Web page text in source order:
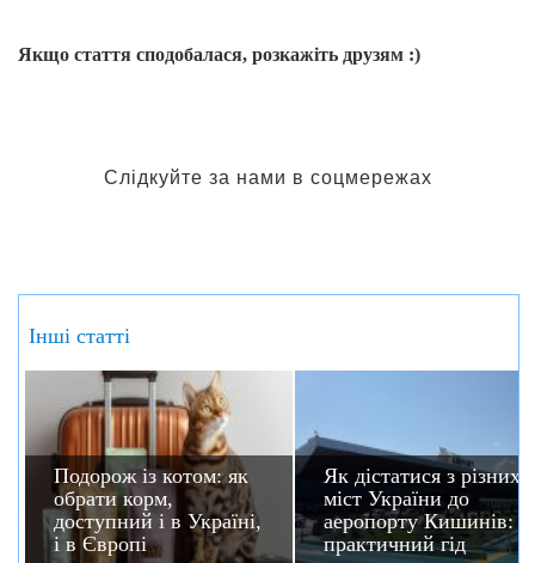
Якщо стаття сподобалася, розкажіть друзям :)
Слідкуйте за нами в соцмережах
Інші статті
Подорож із котом: як
обрати корм,
доступний і в Україні,
і в Європі
Як дістатися з різних
міст України до
аеропорту Кишинів:
практичний гід